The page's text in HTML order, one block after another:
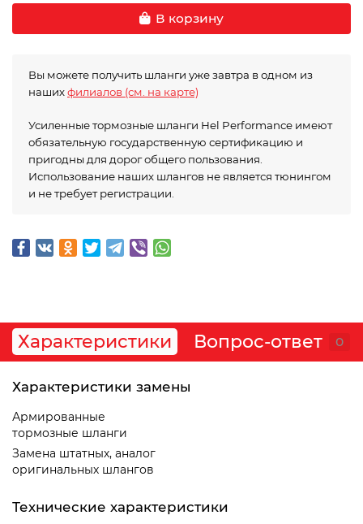
В корзину
Вы можете получить шланги уже завтра в одном из
нашихфилиалов (см. на карте)
Усиленные тормозные шланги Hel Performance имеют
обязательную государственную сертификацию и
пригодны для дорог общего пользования.
Использование наших шлангов не является тюнингом
и не требует регистрации.
Характеристики Вопрос-ответ 0
Характеристики замены
Армированные
тормозные шланги
Замена штатных, аналог
оригинальных шлангов
Технические характеристики